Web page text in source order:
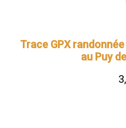
Trace GPX
au Puy